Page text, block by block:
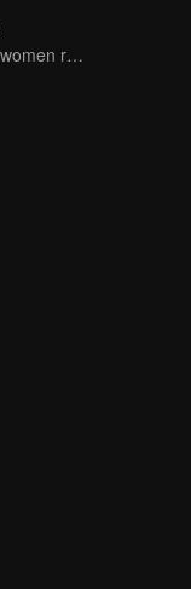
Four policewomen reveal the truth of the cold case